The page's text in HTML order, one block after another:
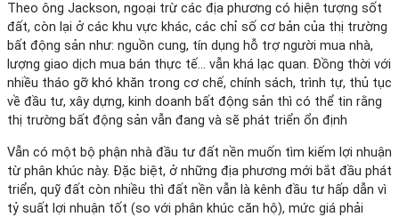
Theo ông Jackson, ngoại trừ các địa phương có hiện tượng sốt
đất, còn lại ở các khu vực khác, các chỉ số cơ bản của thị trường
bất động sản như: nguồn cung, tín dụng hỗ trợ người mua nhà,
lượng giao dịch mua bán thực tế… vẫn khá lạc quan. Đồng thời với
nhiều tháo gỡ khó khăn trong cơ chế, chính sách, trình tự, thủ tục
về đầu tư, xây dựng, kinh doanh bất động sản thì có thể tin rằng
thị trường bất động sản vẫn đang và sẽ phát triển ổn định
Vẫn có một bộ phận nhà đầu tư đất nền muốn tìm kiếm lợi nhuận
từ phân khúc này. Đặc biệt, ở những địa phương mới bắt đầu phát
triển, quỹ đất còn nhiều thì đất nền vẫn là kênh đầu tư hấp dẫn vì
tỷ suất lợi nhuận tốt (so với phân khúc căn hộ), mức giá phải